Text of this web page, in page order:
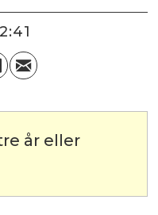
år eller